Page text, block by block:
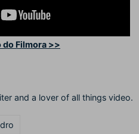
Filmora >>
and a lover of all things video.